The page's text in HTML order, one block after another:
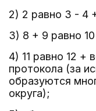
2) 2 равно 3 - 4
3) 8 + 9 равно 10
4) 11 равно 12 +
протокола (за
образуются
округа);